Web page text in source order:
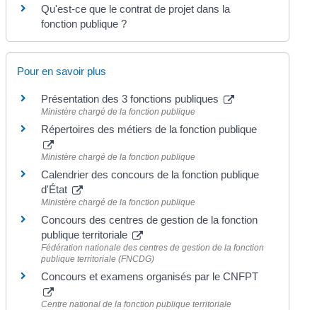
Qu'est-ce que le contrat de projet dans la
fonction publique ?
Pour en savoir plus
Présentation des 3 fonctions publiques
Ministère chargé de la fonction publique
Répertoires des métiers de la fonction publique
Ministère chargé de la fonction publique
Calendrier des concours de la fonction publique
d'État
Ministère chargé de la fonction publique
Concours des centres de gestion de la fonction
publique territoriale
Fédération nationale des centres de gestion de la fonction
publique territoriale (FNCDG)
Concours et examens organisés par le CNFPT
Centre national de la fonction publique territoriale